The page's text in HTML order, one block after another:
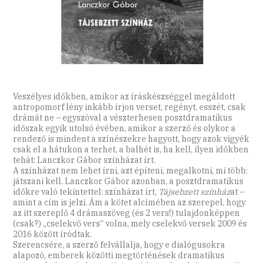
Veszélyes időkben, amikor az íráskészséggel megáldott
antropomorf lény inkább írjon verset, regényt, esszét, csak
drámát ne – egyszóval a vészterhesen posztdramatikus
időszak egyik utolsó évében, amikor a szerző és olykor a
rendező is mindent a színészekre hagyott, hogy azok vigyék
csak el a hátukon a terhet, a balhét is, ha kell, ilyen időkben
tehát: Lanczkor Gábor színházat írt.
A színházat nem lehet írni, azt építeni, megalkotni, mi több:
játszani kell. Lanczkor Gábor azonban, a posztdramatikus
időkre való tekintettel: színházat írt, Tájsebzett színházat –
amint a cím is jelzi. Ám a kötet alcímében az szerepel, hogy
az itt szereplő 4 drámaszöveg (és 2 vers!) tulajdonképpen
(csak?) „cselekvő vers” volna, mely cselekvő versek 2009 és
2016 között íródtak.
Szerencsére, a szerző felvállalja, hogy e dialógusokra
alapozó, emberek közötti megtörténések dramatikus